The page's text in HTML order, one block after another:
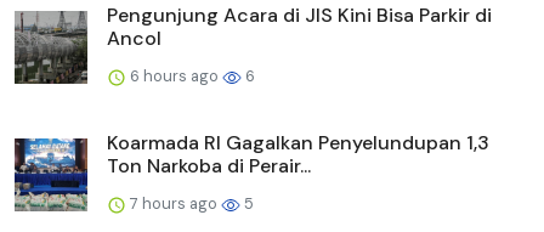
Pengunjung Acara di JIS Kini Bisa Parkir di
Ancol
6 hours ago 6
Koarmada RI Gagalkan Penyelundupan 1,3
Ton Narkoba di Perair...
7 hours ago 5